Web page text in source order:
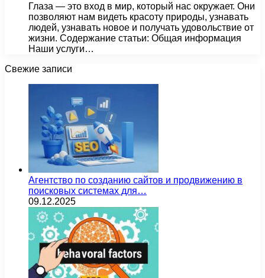
Глаза — это вход в мир, который нас окружает. Они
позволяют нам видеть красоту природы, узнавать
людей, узнавать новое и получать удовольствие от
жизни. Содержание статьи: Общая информация
Наши услуги…
Свежие записи
Агентство по созданию сайтов и продвижению в
поисковых системах для…
09.12.2025